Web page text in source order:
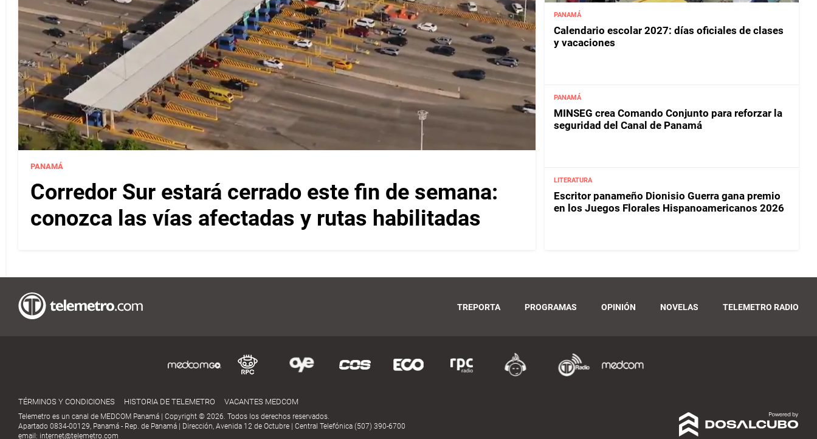
PANAMÁ
Corredor Sur estará cerrado este fin de semana:
conozca las vías afectadas y rutas habilitadas
PANAMÁ
Calendario escolar 2027: días oficiales de clases
y vacaciones
PANAMÁ
MINSEG crea Comando Conjunto para reforzar la
seguridad del Canal de Panamá
LITERATURA
Escritor panameño Dionisio Guerra gana premio
en los Juegos Florales Hispanoamericanos 2026
TREPORTA PROGRAMAS OPINIÓN NOVELAS TELEMETRO RADIO
TÉRMINOS Y CONDICIONES HISTORIA DE TELEMETRO VACANTES MEDCOM
Telemetro es un canal de MEDCOM Panamá | Copyright © 2026. Todos los derechos reservados.
Apartado 0834-00129, Panamá - Rep. de Panamá | Dirección, Avenida 12 de Octubre | Central Telefónica (507) 390-6700
email: internet@telemetro.com